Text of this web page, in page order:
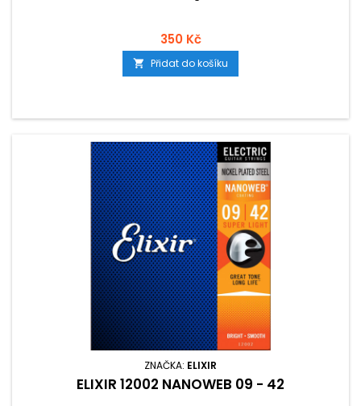
350 Kč
 Přidat do košíku
ZNAČKA: ELIXIR
ELIXIR 12002 NANOWEB 09 - 42